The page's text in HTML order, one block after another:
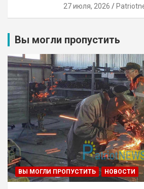
27 июля, 2026
Вы могли пропустить
ВЫ МОГЛИ ПРОПУСТИТЬ НОВОСТИ